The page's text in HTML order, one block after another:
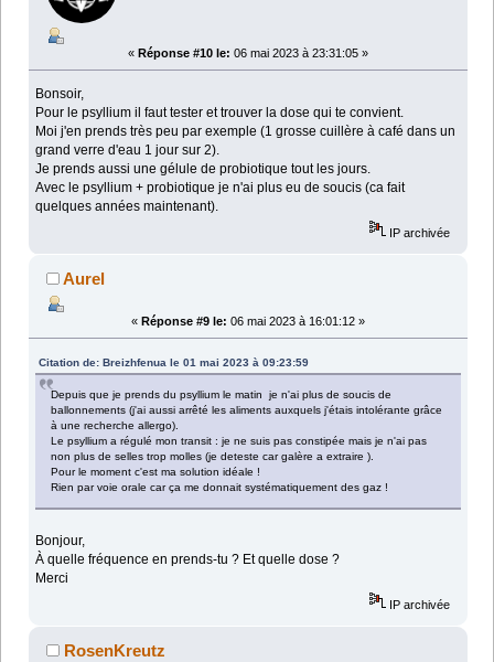
« Réponse #10 le: 06 mai 2023 à 23:31:05 »
Bonsoir,
Pour le psyllium il faut tester et trouver la dose qui te convient.
Moi j'en prends très peu par exemple (1 grosse cuillère à café dans un
grand verre d'eau 1 jour sur 2).
Je prends aussi une gélule de probiotique tout les jours.
Avec le psyllium + probiotique je n'ai plus eu de soucis (ca fait
quelques années maintenant).
IP archivée
Aurel
« Réponse #9 le: 06 mai 2023 à 16:01:12 »
Citation de: Breizhfenua le 01 mai 2023 à 09:23:59
Depuis que je prends du psyllium le matin je n'ai plus de soucis de
ballonnements (j'ai aussi arrêté les aliments auxquels j'étais intolérante grâce
à une recherche allergo).
Le psyllium a régulé mon transit : je ne suis pas constipée mais je n'ai pas
non plus de selles trop molles (je deteste car galère a extraire ).
Pour le moment c'est ma solution idéale !
Rien par voie orale car ça me donnait systématiquement des gaz !
Bonjour,
À quelle fréquence en prends-tu ? Et quelle dose ?
Merci
IP archivée
RosenKreutz